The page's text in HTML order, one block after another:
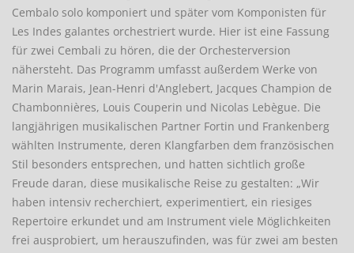
Cembalo solo komponiert und später vom Komponisten für
Les Indes galantes orchestriert wurde. Hier ist eine Fassung
für zwei Cembali zu hören, die der Orchesterversion
nähersteht. Das Programm umfasst außerdem Werke von
Marin Marais, Jean-Henri d'Anglebert, Jacques Champion de
Chambonnières, Louis Couperin und Nicolas Lebègue. Die
langjährigen musikalischen Partner Fortin und Frankenberg
wählten Instrumente, deren Klangfarben dem französischen
Stil besonders entsprechen, und hatten sichtlich große
Freude daran, diese musikalische Reise zu gestalten: „Wir
haben intensiv recherchiert, experimentiert, ein riesiges
Repertoire erkundet und am Instrument viele Möglichkeiten
frei ausprobiert, um herauszufinden, was für zwei am besten